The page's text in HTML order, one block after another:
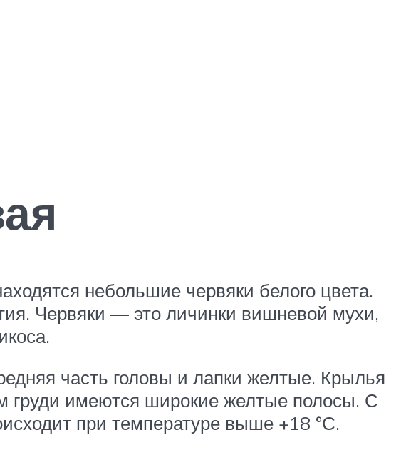
небольшие червяки белого цвета.
Червяки — это личинки вишневой мухи,
часть головы и лапки желтые. Крылья
груди имеются широкие желтые полосы. С
при температуре выше +18 °С.